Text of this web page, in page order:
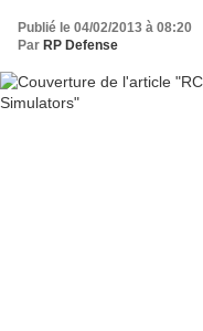
Publié le 04/02/2013 à 08:20
Par RP Defense